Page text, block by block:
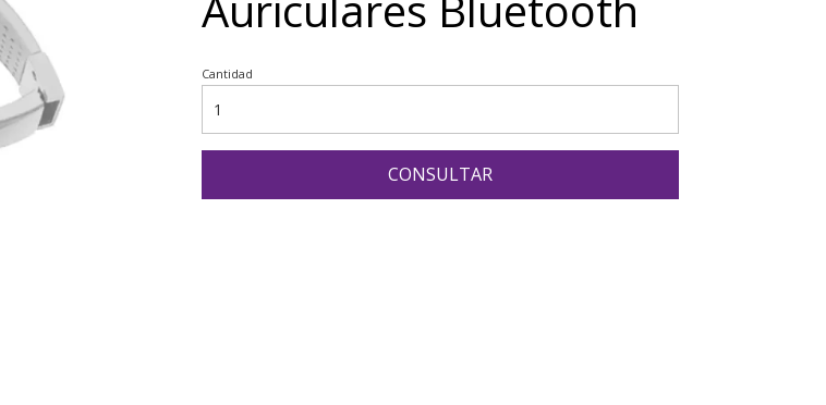
Cantidad
CONSULTAR